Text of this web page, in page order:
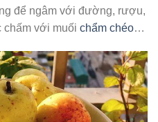
để ngâm với đường, rượu,
chấm với muối chẩm chéo…